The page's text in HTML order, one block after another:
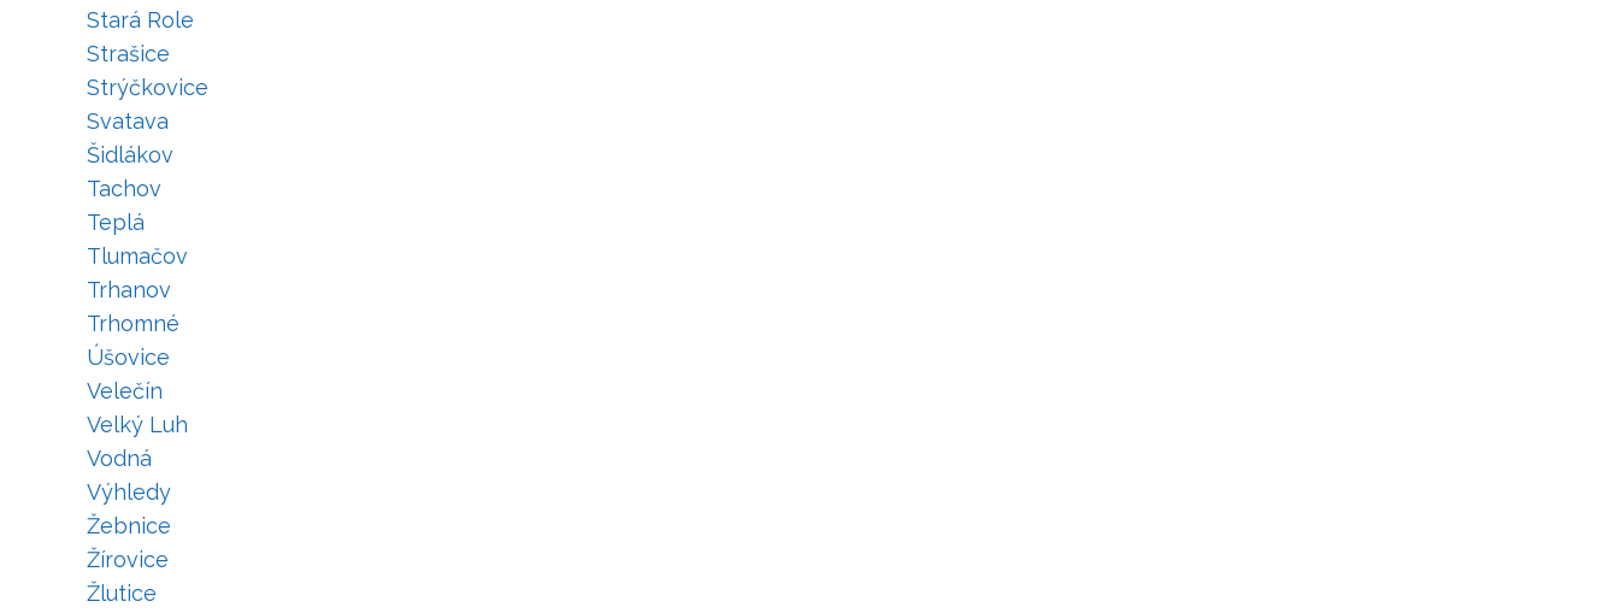
Stará Role
Strašice
Strýčkovice
Svatava
Šidlákov
Tachov
Teplá
Tlumačov
Trhanov
Trhomné
Úšovice
Velečín
Velký Luh
Vodná
Výhledy
Žebnice
Žírovice
Žlutice